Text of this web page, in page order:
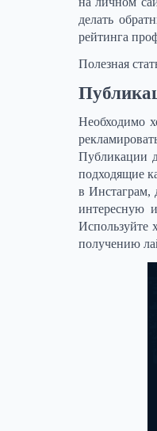
делать
рейтинга
Полезная
Необходимо
Публикации
подходящие
в Инстаграм,
интересную
Используйте
получению